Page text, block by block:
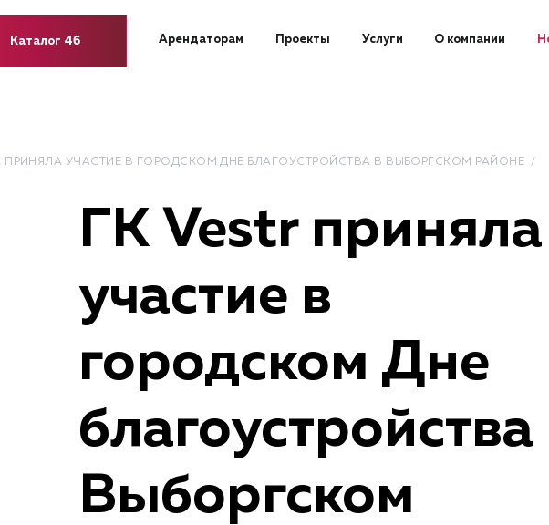
Каталог 46 Арендаторам Проекты Услуги О компании
ПРИНЯЛА УЧАСТИЕ В ГОРОДСКОМ ДНЕ БЛАГОУСТРОЙСТВА В ВЫБОРГСКОМ РАЙОНЕ
ГК Vestr приняла
участие в
городском Дне
благоустройства
Выборгском